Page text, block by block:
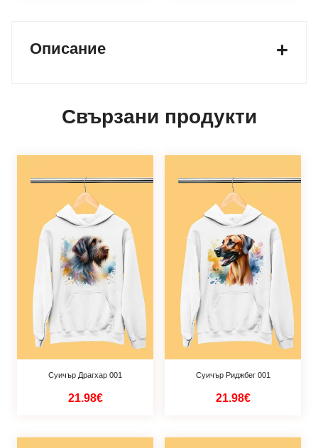
Описание
Свързани продукти
Суичър Драгхар 001
21.98€
Суичър Риджбег 001
21.98€